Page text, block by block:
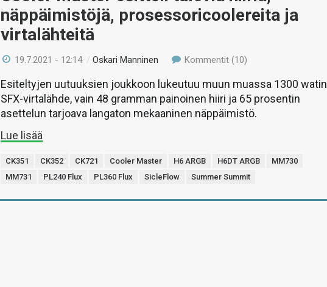
näppäimistöjä, prosessoricoolereita ja
virtalähteitä
19.7.2021 - 12:14 /Oskari Manninen Kommentit (10)
Esiteltyjen uutuuksien joukkoon lukeutuu muun muassa 1300 watin
SFX-virtalähde, vain 48 gramman painoinen hiiri ja 65 prosentin
asettelun tarjoava langaton mekaaninen näppäimistö.
Lue lisää
CK351 CK352 CK721 Cooler Master H6 ARGB H6DT ARGB
MM730
MM731
PL240 Flux PL360 Flux SicleFlow Summer Summit